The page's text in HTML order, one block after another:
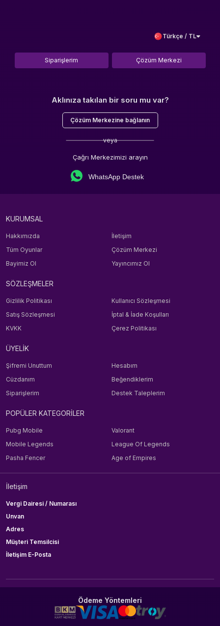
Türkçe / TL
Siparişlerim Çözüm Merkezi
Aklınıza takılan bir soru mu var?
Çözüm Merkezine bağlanın
veya
Çağrı Merkezimizi arayın
WhatsApp Destek
KURUMSAL
Hakkımızda
İletişim
Tüm Oyunlar
Çözüm Merkezi
Bayimiz Ol
Yayıncımız Ol
SÖZLEŞMELER
Gizlilik Politikası
Kullanıcı Sözleşmesi
Satış Sözleşmesi
İptal & İade Koşulları
KVKK
Çerez Politikası
ÜYELİK
Şifremi Unuttum
Hesabım
Cüzdanım
Beğendiklerim
Siparişlerim
Destek Taleplerim
POPÜLER KATEGORİLER
Pubg Mobile
Valorant
Mobile Legends
League Of Legends
Pasha Fencer
Age of Empires
İletişim
Vergi Dairesi / Numarası
Unvan
Adres
Müşteri Temsilcisi
İletişim E-Posta
Ödeme Yöntemleri